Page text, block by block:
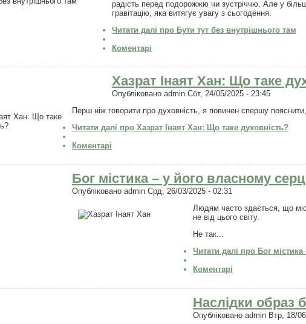
радість перед подорожжю чи зустріччю. Але у
гравітацію, яка витягує увагу з сьогодення.
Читати далі про Бути тут без внутрішнього там
Коментарі
Хазрат Інаят Хан: Що таке
Опубліковано adminСбт, 24/05/2025 - 23:45
Перш ніж говорити про духовність, я повинен спершу
Читати далі про Хазрат Інаят Хан: Що таке духовність?
Коментарі
Бог містика – у його власному
Опубліковано adminСрд, 26/03/2025 - 02:31
Людям часто здається, що
не від цього світу.
Не так...
Читати далі про Бог
Коментарі
Наслідки образ
Опубліковано adminВтр, 18/